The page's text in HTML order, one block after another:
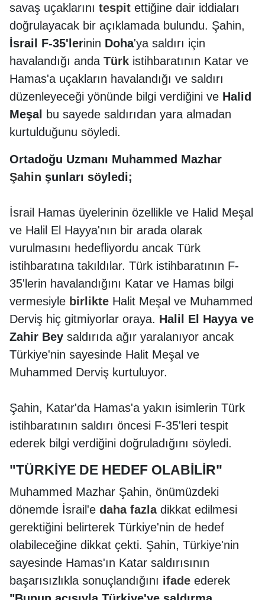
savaş uçaklarını tespit ettiğine dair iddiaları
doğrulayacak bir açıklamada bulundu. Şahin,
İsrail F-35'lerinin Doha'ya saldırı için
havalandığı anda Türk istihbaratının Katar ve
Hamas'a uçakların havalandığı ve saldırı
düzenleyeceği yönünde bilgi verdiğini ve Halid
Meşal
bu sayede saldırıdan yara almadan
kurtulduğunu söyledi.
Ortadoğu Uzmanı Muhammed Mazhar
Şahin şunları söyledi;
İsrail Hamas üyelerinin özellikle ve Halid Meşal
ve Halil El Hayya'nın bir arada olarak
vurulmasını hedefliyordu ancak Türk
istihbaratına takıldılar. Türk istihbaratının F-
35'lerin havalandığını Katar ve Hamas bilgi
vermesiyle birlikte Halit Meşal ve Muhammed
Derviş hiç gitmiyorlar oraya. Halil El Hayya ve
Zahir Bey saldırıda ağır yaralanıyor ancak
Türkiye'nin sayesinde Halit Meşal ve
Muhammed Derviş kurtuluyor.
Şahin, Katar'da Hamas'a yakın isimlerin Türk
istihbaratının saldırı öncesi F-35'leri tespit
ederek bilgi verdiğini doğruladığını söyledi.
"TÜRKİYE DE HEDEF OLABİLİR"
Muhammed Mazhar Şahin, önümüzdeki
dönemde İsrail'e daha fazladikkat edilmesi
gerektiğini belirterek Türkiye'nin de hedef
olabileceğine dikkat çekti. Şahin, Türkiye'nin
sayesinde Hamas'ın Katar saldırısının
başarısızlıkla sonuçlandığını ifade ederek